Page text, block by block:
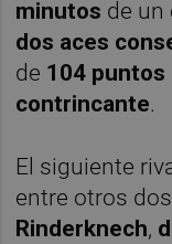
minutos de un
dos aces
de 104 puntos
contrincante.
El siguiente
entre otros
Rinderknech,